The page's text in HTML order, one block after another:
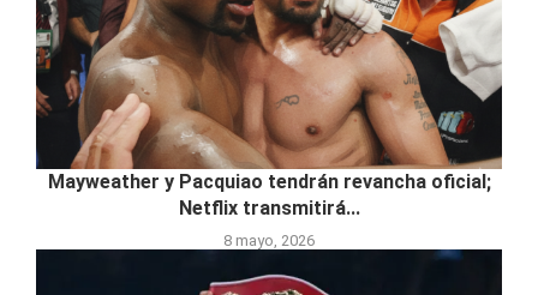
Mayweather y Pacquiao tendrán revancha oficial;
Netflix transmitirá...
8 mayo, 2026